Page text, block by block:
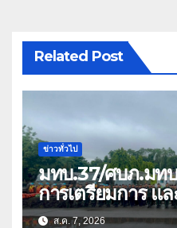
Related Post
ข่าวทั่วไป
มทบ.37/ศบภ.มท
การเตรียมการ แ
ด้านการบรรเทา
ส.ค. 7, 2026